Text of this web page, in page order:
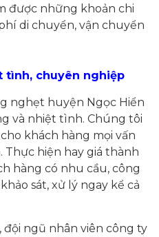
được những khoản chi
di chuyển, vận chuyển
tình, chuyên nghiệp
nghẹt huyện Ngọc Hiển
và nhiệt tình. Chúng tôi
khách hàng mọi vấn
hiện hay giá thành
hàng có nhu cầu, công
sát, xử lý ngay kể cả
ngũ nhân viên công ty